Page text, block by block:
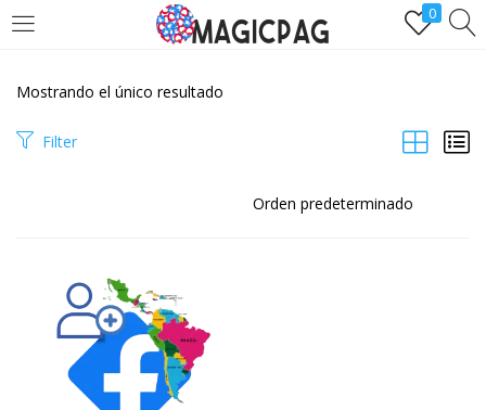
0
LOGIN REGÌSTRATE
Remember me
Mostrando el único resultado
Filter